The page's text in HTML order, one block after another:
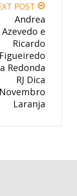
POST
Andrea
Azevedo e
Ricardo
Figueiredo
Redonda
RJ Dica
Novembro
Laranja